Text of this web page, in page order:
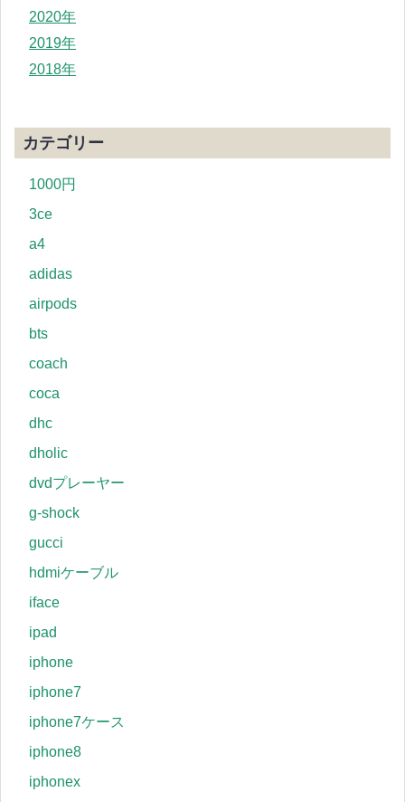
2020年
2019年
2018年
カテゴリー
1000円
3ce
a4
adidas
airpods
bts
coach
coca
dhc
dholic
dvdプレーヤー
g-shock
gucci
hdmiケーブル
iface
ipad
iphone
iphone7
iphone7ケース
iphone8
iphonex